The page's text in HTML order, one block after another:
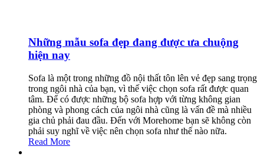
Những mẫu sofa đẹp đang được ưa chuộng
hiện nay
Sofa là một trong những đồ nội thất tôn lên vẻ đẹp sang trọng
trong ngôi nhà của bạn, vì thế việc chọn sofa rất được quan
tâm. Để có được những bộ sofa hợp với từng không gian
phòng và phong cách của ngôi nhà cũng là vấn đề mà nhiều
gia chủ phải đau đầu. Đến với Morehome bạn sẽ không còn
phải suy nghĩ về việc nên chọn sofa như thế nào nữa.
Read More